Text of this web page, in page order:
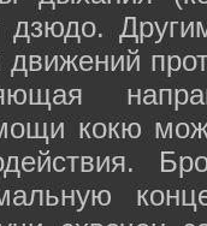
кокю